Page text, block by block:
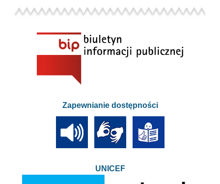
Zapewnianie dostępności
UNICEF